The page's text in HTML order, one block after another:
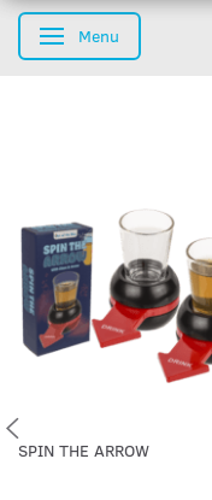
Skifte navigation
Menu
SPIN THE ARROW